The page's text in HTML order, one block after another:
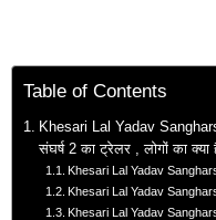
Table of Contents
Khesari Lal Yadav
संघर्ष 2 का ट्रेलर , लोगों का क्या
Khesari Lal Yadav
Khesari Lal Yadav
Khesari Lal Yadav